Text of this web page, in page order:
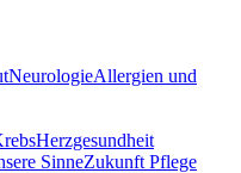
NeurologieAllergien und
Herzgesundheit
SinneZukunft Pflege